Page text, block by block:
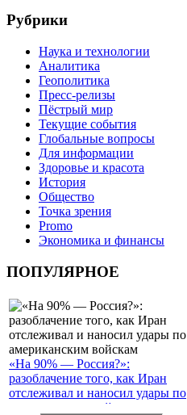
Рубрики
Наука и технологии
Аналитика
Геополитика
Пресс-релизы
Пёстрый мир
Текущие события
Глобальные вопросы
Для информации
Здоровье и красота
История
Общество
Точка зрения
Promo
Экономика и финансы
ПОПУЛЯРНОЕ
«На 90% — Россия?»:
разоблачение того, как Иран
отслеживал и наносил удары по
американским войскам